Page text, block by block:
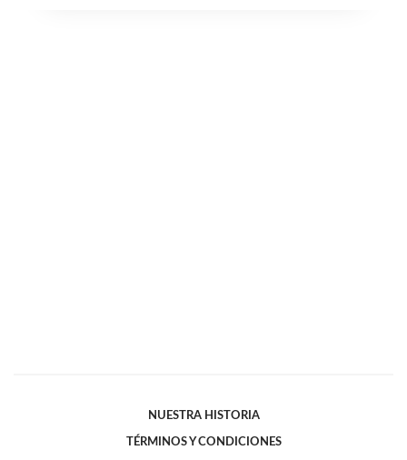
NUESTRA HISTORIA
TÉRMINOS Y CONDICIONES